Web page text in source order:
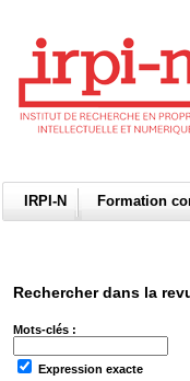
IRPI-N Formation
Rechercher dans la
Mots-clés :
Expression exacte